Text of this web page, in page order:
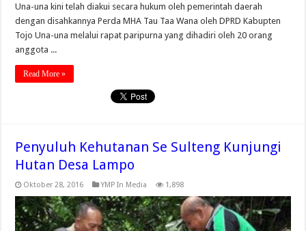
Una-una kini telah diakui secara hukum oleh pemerintah daerah
dengan disahkannya Perda MHA Tau Taa Wana oleh DPRD Kabupten
Tojo Una-una melalui rapat paripurna yang dihadiri oleh 20 orang
anggota ...
Read More »
Penyuluh Kehutanan Se Sulteng Kunjungi
Hutan Desa Lampo
Oktober 28, 2016 YMP In Media 1,898